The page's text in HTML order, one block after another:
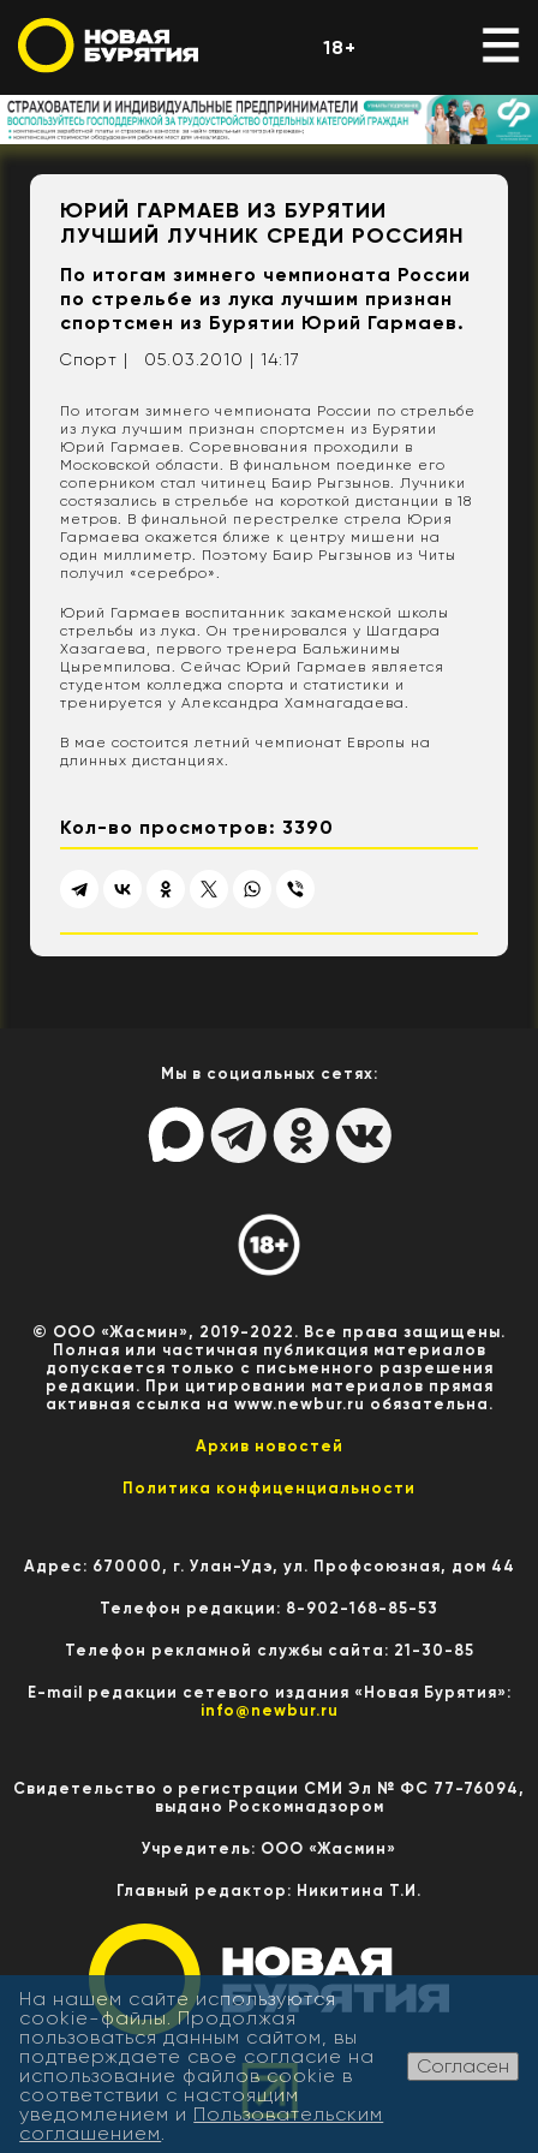
18+
ЮРИЙ ГАРМАЕВ ИЗ БУРЯТИИ
ЛУЧШИЙ ЛУЧНИК СРЕДИ РОССИЯН
По итогам зимнего чемпионата России
по стрельбе из лука лучшим признан
спортсмен из Бурятии Юрий Гармаев.
Спорт | 05.03.2010 | 14:17
По итогам зимнего чемпионата России по стрельбе
из лука лучшим признан спортсмен из Бурятии
Юрий Гармаев. Соревнования проходили в
Московской области. В финальном поединке его
соперником стал читинец Баир Рыгзынов. Лучники
состязались в стрельбе на короткой дистанции в 18
метров. В финальной перестрелке стрела Юрия
Гармаева окажется ближе к центру мишени на
один миллиметр. Поэтому Баир Рыгзынов из Читы
получил «серебро».
Юрий Гармаев воспитанник закаменской школы
стрельбы из лука. Он тренировался у Шагдара
Хазагаева, первого тренера Бальжинимы
Цыремпилова. Сейчас Юрий Гармаев является
студентом колледжа спорта и статистики и
тренируется у Александра Хамнагадаева.
В мае состоится летний чемпионат Европы на
длинных дистанциях.
Кол-во просмотров: 3390
Мы в социальных сетях:
© ООО «Жасмин», 2019-2022. Все права защищены.
Полная или частичная публикация материалов
допускается только с письменного разрешения
редакции. При цитировании материалов прямая
активная ссылка на www.newbur.ru обязательна.
Архив новостей
Политика конфиценциальности
Адрес: 670000, г. Улан-Удэ, ул. Профсоюзная, дом 44
Телефон редакции: 8-902-168-85-53
Телефон рекламной службы сайта: 21-30-85
E-mail редакции сетевого издания «Новая Бурятия»:
info@newbur.ru
Свидетельство о регистрации СМИ Эл № ФС 77-76094,
выдано Роскомнадзором
Учредитель: ООО «Жасмин»
Главный редактор: Никитина Т.И.
На нашем сайте используются
cookie-файлы. Продолжая
пользоваться данным сайтом, вы
подтверждаете свое согласие на
использование файлов cookie в
соответствии с настоящим
уведомлением и Пользовательским
соглашением.
Согласен